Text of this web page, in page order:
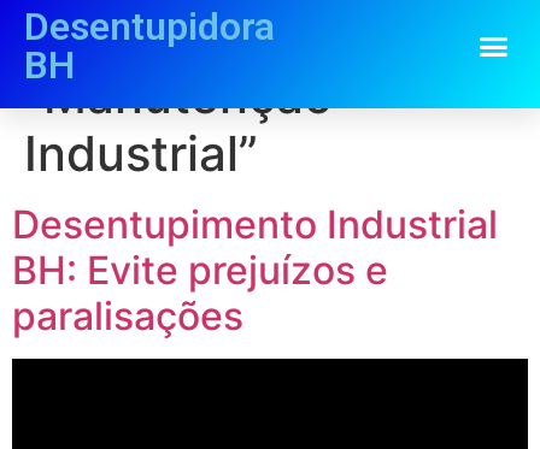
Desentupidora
BH
Categoria:
“Manutenção
Industrial”
Desentupimento Industrial
BH: Evite prejuízos e
paralisações